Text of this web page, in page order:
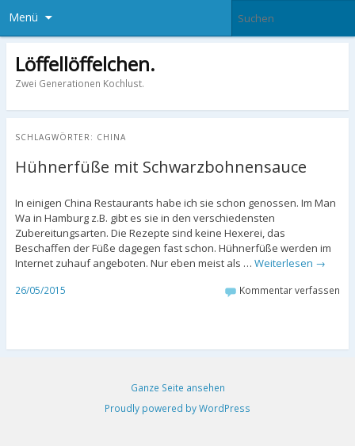
Menü
Löffellöffelchen.
Zwei Generationen Kochlust.
SCHLAGWÖRTER: CHINA
Hühnerfüße mit Schwarzbohnensauce
In einigen China Restaurants habe ich sie schon genossen. Im Man
Wa in Hamburg z.B. gibt es sie in den verschiedensten
Zubereitungsarten. Die Rezepte sind keine Hexerei, das
Beschaffen der Füße dagegen fast schon. Hühnerfüße werden im
Internet zuhauf angeboten. Nur eben meist als … Weiterlesen →
26/05/2015 Kommentar verfassen
Ganze Seite ansehen
Proudly powered by WordPress